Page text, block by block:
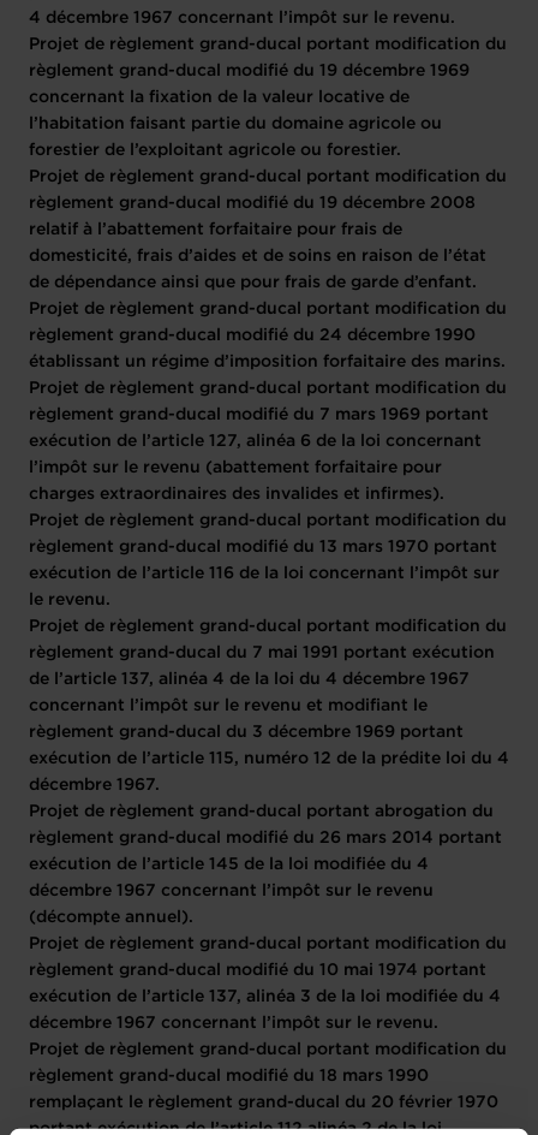
4 décembre 1967 concernant l’impôt sur le revenu.
Projet de règlement grand-ducal portant modification du
règlement grand-ducal modifié du 19 décembre 1969
concernant la fixation de la valeur locative de
l’habitation faisant partie du domaine agricole ou
forestier de l’exploitant agricole ou forestier.
Projet de règlement grand-ducal portant modification du
règlement grand-ducal modifié du 19 décembre 2008
relatif à l’abattement forfaitaire pour frais de
domesticité, frais d’aides et de soins en raison de l’état
de dépendance ainsi que pour frais de garde d’enfant.
Projet de règlement grand-ducal portant modification du
règlement grand-ducal modifié du 24 décembre 1990
établissant un régime d’imposition forfaitaire des marins.
Projet de règlement grand-ducal portant modification du
règlement grand-ducal modifié du 7 mars 1969 portant
exécution de l’article 127, alinéa 6 de la loi concernant
l’impôt sur le revenu (abattement forfaitaire pour
charges extraordinaires des invalides et infirmes).
Projet de règlement grand-ducal portant modification du
règlement grand-ducal modifié du 13 mars 1970 portant
exécution de l’article 116 de la loi concernant l’impôt sur
le revenu.
Projet de règlement grand-ducal portant modification du
règlement grand-ducal du 7 mai 1991 portant exécution
de l’article 137, alinéa 4 de la loi du 4 décembre 1967
concernant l’impôt sur le revenu et modifiant le
règlement grand-ducal du 3 décembre 1969 portant
exécution de l’article 115, numéro 12 de la prédite loi du 4
décembre 1967.
Projet de règlement grand-ducal portant abrogation du
règlement grand-ducal modifié du 26 mars 2014 portant
exécution de l’article 145 de la loi modifiée du 4
décembre 1967 concernant l’impôt sur le revenu
(décompte annuel).
Projet de règlement grand-ducal portant modification du
règlement grand-ducal modifié du 10 mai 1974 portant
exécution de l’article 137, alinéa 3 de la loi modifiée du 4
décembre 1967 concernant l’impôt sur le revenu.
Projet de règlement grand-ducal portant modification du
règlement grand-ducal modifié du 18 mars 1990
remplaçant le règlement grand-ducal du 20 février 1970
portant exécution de l’article 112 alinéa 2 de la loi